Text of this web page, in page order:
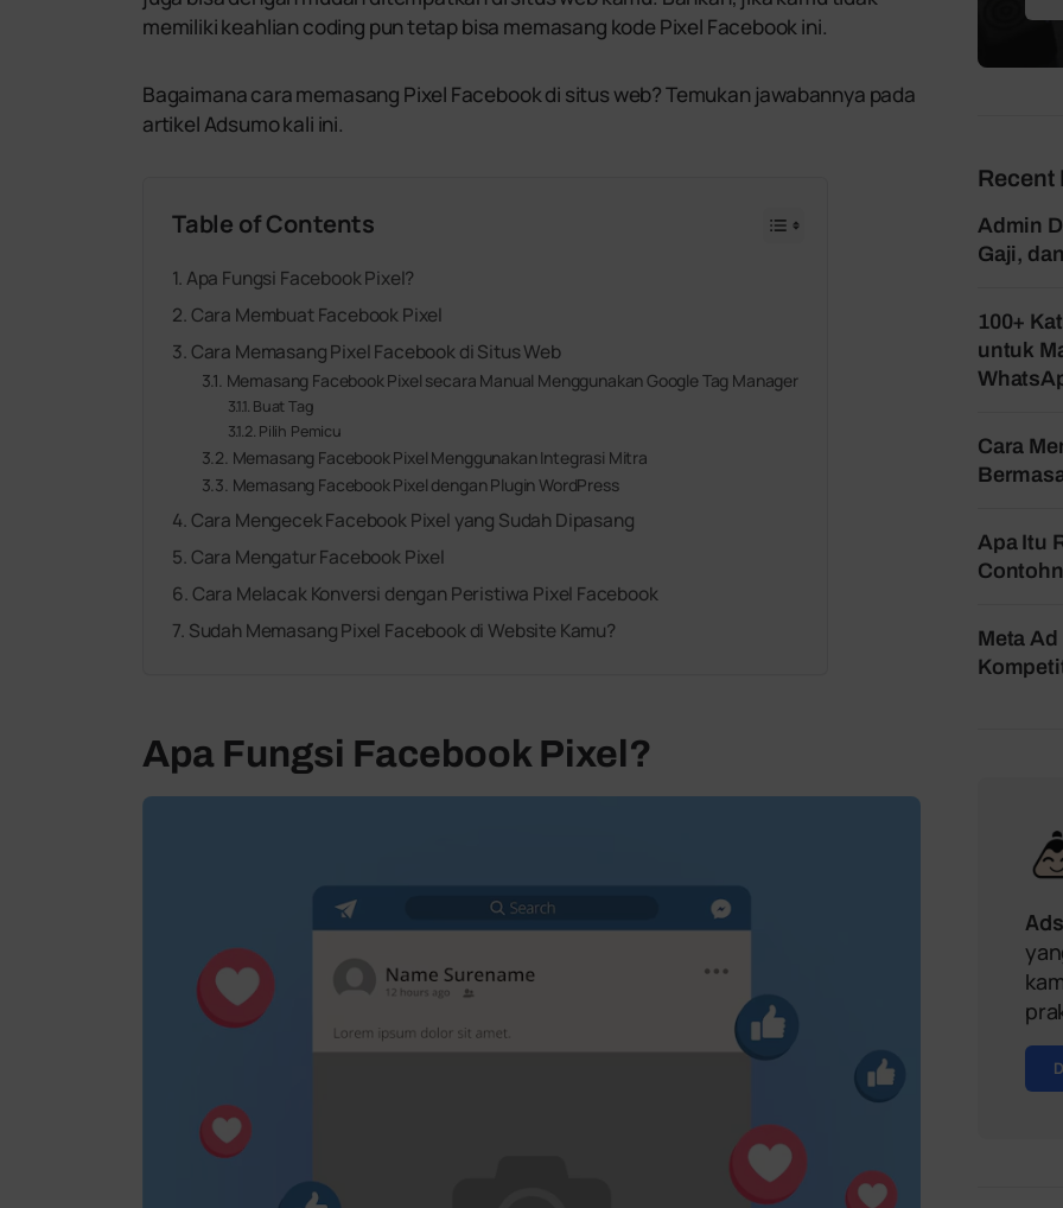
memiliki keahlian coding pun tetap bisa memasang kode Pixel Facebook ini.
Bagaimana cara memasang Pixel Facebook di situs web? Temukan jawabannya pada
artikel Adsumo kali ini.
Table of Contents
Apa Fungsi Facebook Pixel?
Cara Membuat Facebook Pixel
Cara Memasang Pixel Facebook di Situs Web
Memasang Facebook Pixel secara Manual Menggunakan Google Tag Manager
Buat Tag
Pilih Pemicu
Memasang Facebook Pixel Menggunakan Integrasi Mitra
Memasang Facebook Pixel dengan Plugin WordPress
Cara Mengecek Facebook Pixel yang Sudah Dipasang
Cara Mengatur Facebook Pixel
Cara Melacak Konversi dengan Peristiwa Pixel Facebook
Sudah Memasang Pixel Facebook di Website Kamu?
Apa Fungsi Facebook Pixel?
Recent
Admin
Gaji,
100+
untuk
Cara
Apa Itu
Meta